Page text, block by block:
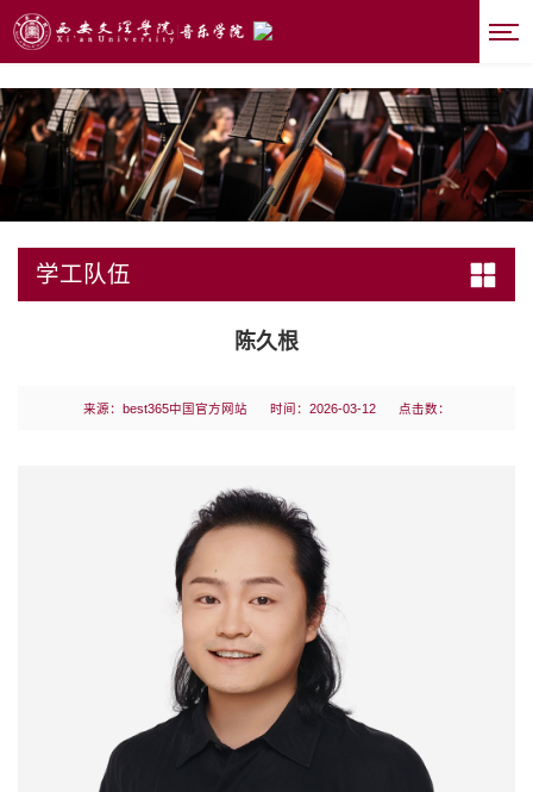
best365|中国有限公司-官方网站
学工队伍
陈久根
来源：best365中国官方网站 时间：2026-03-12 点击数：